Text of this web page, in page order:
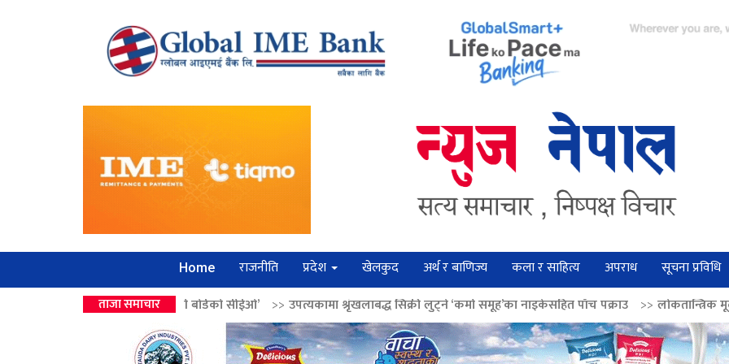
Home राजनीति प्रदेश खेलकुद अर्थ र बाणिज्य कला र साहित्य अपराध सूचना प्रविधि
ताजा समाचार
उपहार ‘लगानी बोर्डको सीईओ’ >>उपत्यकामा श्रृंखलाबद्ध सिक्री लुट्ने ‘कर्मा समूह’का नाइकेसहित पाँच पक्राउ >>लोकतान्त्रिक मूल्य सुदृढ बनाउन